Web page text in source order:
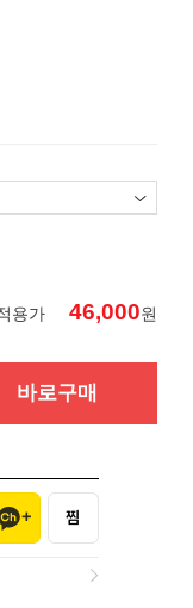
용가 46,000원
바로구매